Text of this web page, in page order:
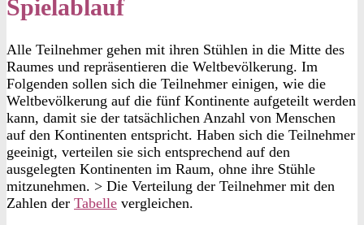
Spielablauf
Alle Teilnehmer gehen mit ihren Stühlen in die Mitte des
Raumes und repräsentieren die Weltbevölkerung. Im
Folgenden sollen sich die Teilnehmer einigen, wie die
Weltbevölkerung auf die fünf Kontinente aufgeteilt werden
kann, damit sie der tatsächlichen Anzahl von Menschen
auf den Kontinenten entspricht. Haben sich die Teilnehmer
geeinigt, verteilen sie sich entsprechend auf den
ausgelegten Kontinenten im Raum, ohne ihre Stühle
mitzunehmen. > Die Verteilung der Teilnehmer mit den
Zahlen der Tabelle vergleichen.